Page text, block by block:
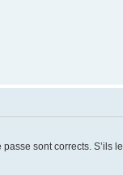
sont corrects.